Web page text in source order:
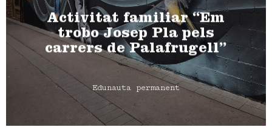
Activitat familiar “Em
trobo Josep Pla pels
carrers de Palafrugell”
Edunauta permanent